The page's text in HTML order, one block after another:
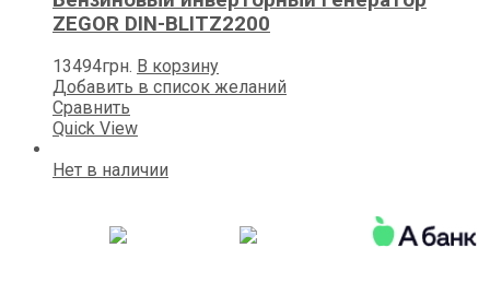
ZEGOR DIN-BLITZ2200
13494грн. В корзину
Добавить в список желаний
Сравнить
Quick View
Нет в наличии